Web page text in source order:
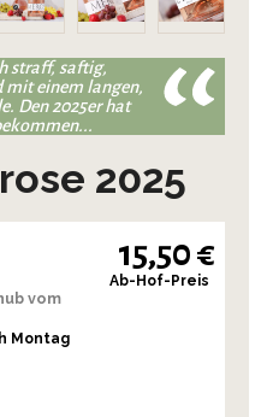
straff, saftig,
mit einem langen,
Den 2025er hat
2025
vom
Montag
15,50 €
Ab-Hof-Preis